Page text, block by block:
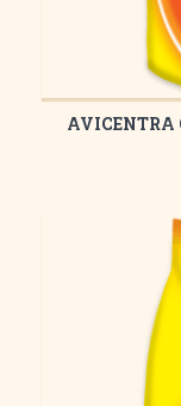
AVICENTRA